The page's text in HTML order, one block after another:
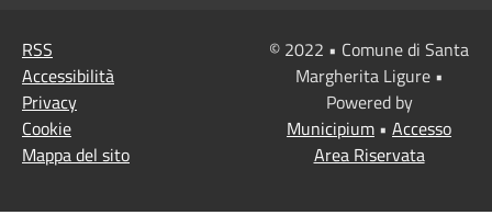
RSS
Accessibilità
Privacy
Cookie
Mappa del sito
© 2022 • Comune di Santa
Margherita Ligure •
Powered by
Municipium • Accesso
Area Riservata